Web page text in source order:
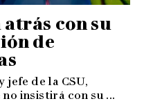
con su
de
de la CSU,
insistirá con su ...